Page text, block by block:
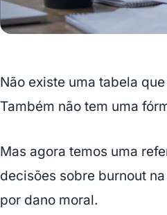
Não existe uma tabela
Também não tem uma
Mas agora temos uma
decisões sobre burnout
por dano moral.